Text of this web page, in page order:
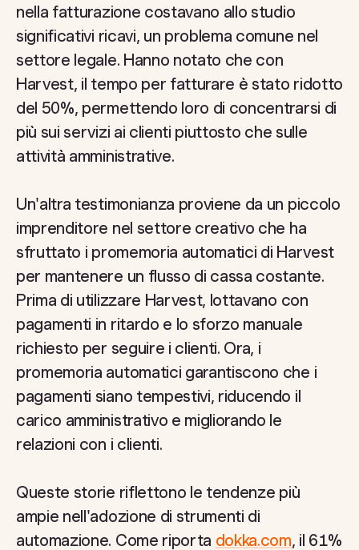
nella fatturazione costavano allo studio
significativi ricavi, un problema comune nel
settore legale. Hanno notato che con
Harvest, il tempo per fatturare è stato ridotto
del 50%, permettendo loro di concentrarsi di
più sui servizi ai clienti piuttosto che sulle
attività amministrative.
Un'altra testimonianza proviene da un piccolo
imprenditore nel settore creativo che ha
sfruttato i promemoria automatici di Harvest
per mantenere un flusso di cassa costante.
Prima di utilizzare Harvest, lottavano con
pagamenti in ritardo e lo sforzo manuale
richiesto per seguire i clienti. Ora, i
promemoria automatici garantiscono che i
pagamenti siano tempestivi, riducendo il
carico amministrativo e migliorando le
relazioni con i clienti.
Queste storie riflettono le tendenze più
ampie nell'adozione di strumenti di
automazione. Come riporta dokka.com, il 61%